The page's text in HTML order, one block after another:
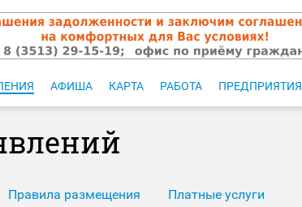
АФИША КАРТА РАБОТА ПРЕДПРИЯТИЯ
Правила размещения Платные услуги